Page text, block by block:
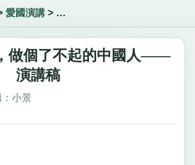
愛國演講 > 弘揚民族精神，做個了不起的
做個了不起的中國人——
演講稿
小景